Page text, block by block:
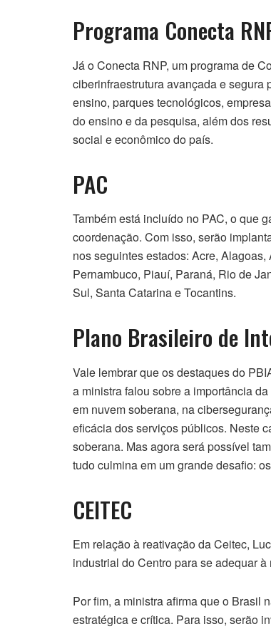
Programa Conecta
Já o Conecta RNP, um programa de
ciberinfraestrutura avançada e
ensino, parques tecnológicos,
do ensino e da pesquisa, além dos
social e econômico do país.
PAC
Também está incluído no PAC, o que
coordenação. Com isso, serão
nos seguintes estados: Acre,
Pernambuco, Piauí, Paraná, Rio de
Sul, Santa Catarina e Tocantins.
Plano Brasileiro de
Vale lembrar que os destaques do
a ministra falou sobre a importância
em nuvem soberana, na
eficácia dos serviços públicos. Neste
soberana. Mas agora será possível
tudo culmina em um grande desafio:
CEITEC
Em relação à reativação da Ceitec,
industrial do Centro para se adequar
Por fim, a ministra afirma que o Brasil
estratégica e crítica. Para isso, serão